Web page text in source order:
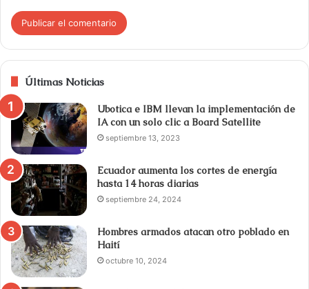
Últimas Noticias
Ubotica e IBM llevan la implementación de
IA con un solo clic a Board Satellite
septiembre 13, 2023
Ecuador aumenta los cortes de energía
hasta 14 horas diarias
septiembre 24, 2024
Hombres armados atacan otro poblado en
Haití
octubre 10, 2024